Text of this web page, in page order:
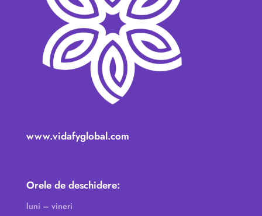
www.vidafyglobal.com
Orele de deschidere:
luni – vineri